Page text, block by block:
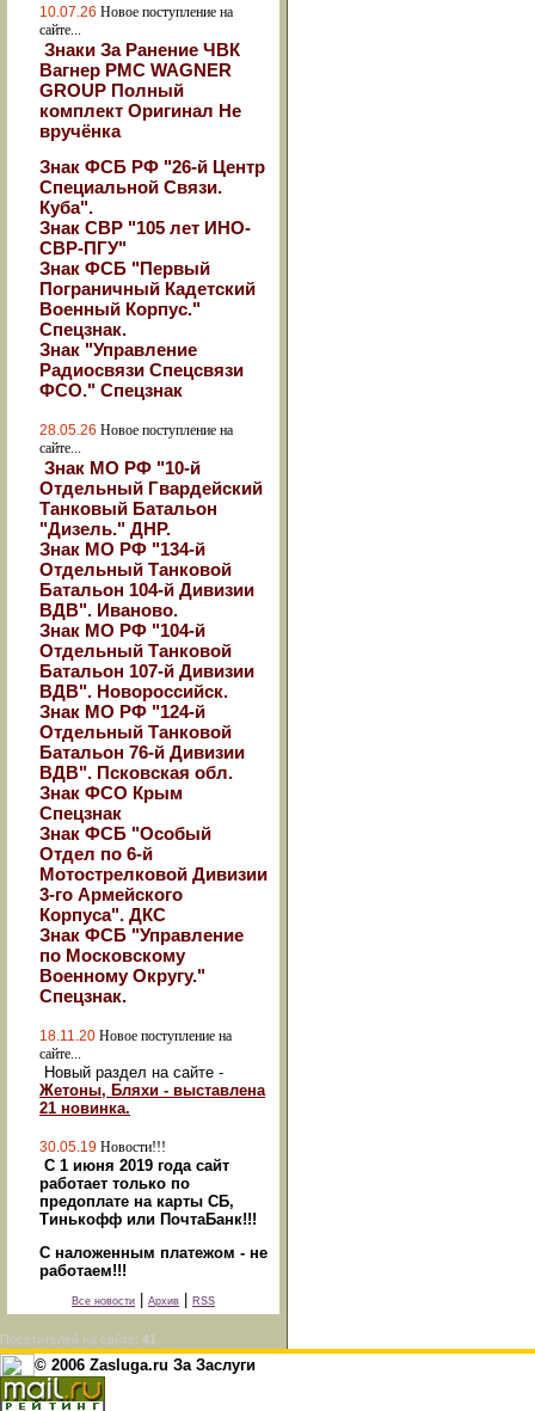
10.07.26 Новое поступление на
сайте...
Знаки За Ранение ЧВК
Вагнер РМС WAGNER
GROUP Полный
комплект Оригинал Не
вручёнка
Знак ФСБ РФ "26-й Центр
Специальной Связи.
Куба".
Знак СВР "105 лет ИНО-
СВР-ПГУ"
Знак ФСБ "Первый
Пограничный Кадетский
Военный Корпус."
Спецзнак.
Знак "Управление
Радиосвязи Спецсвязи
ФСО." Спецзнак
28.05.26 Новое поступление на
сайте...
Знак МО РФ "10-й
Отдельный Гвардейский
Танковый Батальон
"Дизель." ДНР.
Знак МО РФ "134-й
Отдельный Танковой
Батальон 104-й Дивизии
ВДВ". Иваново.
Знак МО РФ "104-й
Отдельный Танковой
Батальон 107-й Дивизии
ВДВ". Новороссийск.
Знак МО РФ "124-й
Отдельный Танковой
Батальон 76-й Дивизии
ВДВ". Псковская обл.
Знак ФСО Крым
Спецзнак
Знак ФСБ "Особый
Отдел по 6-й
Мотострелковой Дивизии
3-го Армейского
Корпуса". ДКС
Знак ФСБ "Управление
по Московскому
Военному Округу."
Спецзнак.
18.11.20 Новое поступление на
сайте...
Новый раздел на сайте -
Жетоны, Бляхи - выставлена
21 новинка.
30.05.19 Новости!!!
С 1 июня 2019 года сайт
работает только по
предоплате на карты СБ,
Тинькофф или ПочтаБанк!!!
С наложенным платежом - не
работаем!!!
Все новости Архив RSS
Посетителей на сайте: 41
© 2006 Zasluga.ru За Заслуги